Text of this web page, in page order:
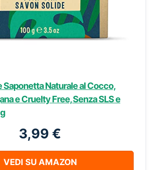
Saponetta Naturale al Cocco,
e Cruelty Free, Senza SLS e
3,99 €
VEDI SU AMAZON